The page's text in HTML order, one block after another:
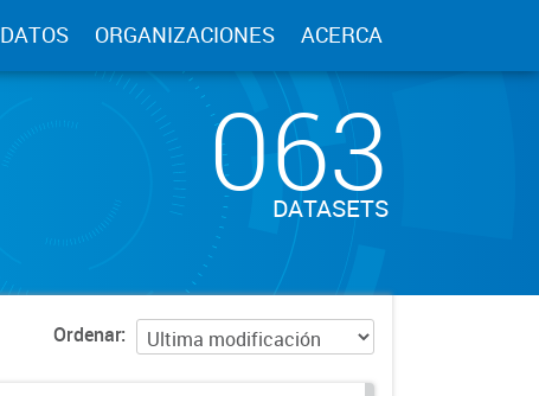
DATOS ORGANIZACIONES ACERCA
063
DATASETS
Ordenar